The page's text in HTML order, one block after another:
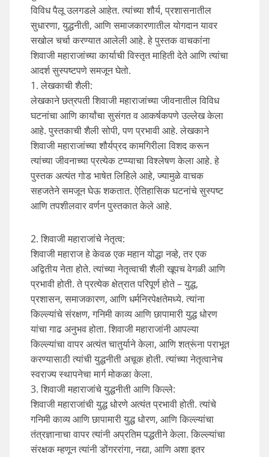
विविध पैलू उलगडले आहेत. त्यांच्या शौर्य, प्रशासनातील
सुधारणा, युद्धनीती, आणि समाजकारणातील योगदान यावर
सखोल चर्चा करण्यात आलेली आहे. हे पुस्तक वाचकांना
शिवाजी महाराजांच्या कार्याची विस्तृत माहिती देते आणि त्यांचा
आदर्श सुस्पष्टपणे समजून घेतो.
1. लेखकाची शैली:
लेखकाने छत्रपती शिवाजी महाराजांच्या जीवनातील विविध
घटनांचा आणि कार्यांचा सुसंगत व आकर्षकपणे उल्लेख केला
आहे. पुस्तकाची शैली सोपी, पण प्रभावी आहे. लेखकाने
शिवाजी महाराजांच्या शौर्यप्रद कामगिरीला विशद करून
त्यांच्या जीवनाच्या प्रत्येक टप्प्याचा विश्लेषण केला आहे. हे
पुस्तक अत्यंत गोड भाषेत लिहिले आहे, ज्यामुळे वाचक
सहजतेने समजून घेऊ शकतात. ऐतिहासिक घटनांचे सुस्पष्ट
आणि तपशीलवार वर्णन पुस्तकात केले आहे.
2. शिवाजी महाराजांचे नेतृत्व:
शिवाजी महाराज हे केवळ एक महान योद्धा नव्हे, तर एक
अद्वितीय नेता होते. त्यांच्या नेतृत्वाची शैली खूपच वेगळी आणि
प्रभावी होती. ते प्रत्येक क्षेत्रात परिपूर्ण होते – युद्ध,
प्रशासन, समाजकारण, आणि धर्मनिरपेक्षतेमध्ये. त्यांना
किल्ल्यांचे संरक्षण, गनिमी काव्य आणि छापामारी युद्ध धोरण
यांचा गाढ अनुभव होता. शिवाजी महाराजांनी आपल्या
किल्ल्यांचा वापर अत्यंत चातुर्याने केला, आणि शत्रूंना पराभूत
करण्यासाठी त्यांची युद्धनीती अचूक होती. त्यांच्या नेतृत्वानेच
स्वराज्य स्थापनेचा मार्ग मोकळा केला.
3. शिवाजी महाराजांचे युद्धनीती आणि किल्ले:
शिवाजी महाराजांची युद्ध धोरणे अत्यंत प्रभावी होती. त्यांचे
गनिमी काव्य आणि छापामारी युद्ध धोरण, आणि किल्ल्यांचा
तंत्रज्ञानाचा वापर त्यांनी अप्रतिम पद्धतीने केला. किल्ल्यांचा
संरक्षक म्हणून त्यांनी डोंगररांगा, नद्या, आणि अशा इतर